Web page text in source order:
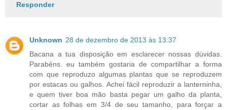
Responder
Unknown 28 de dezembro de 2013 às 13:37
Bacana a tua disposição em esclarecer nossas dúvidas.
Parabéns. eu também gostaria de compartilhar a forma
com que reproduzo algumas plantas que se reproduzem
por estacas ou galhos. Achei fácil reproduzir a lanterninha,
e quem tiver boa mão basta pegar um galho da planta,
cortar as folhas em 3/4 de seu tamanho, para forçar a